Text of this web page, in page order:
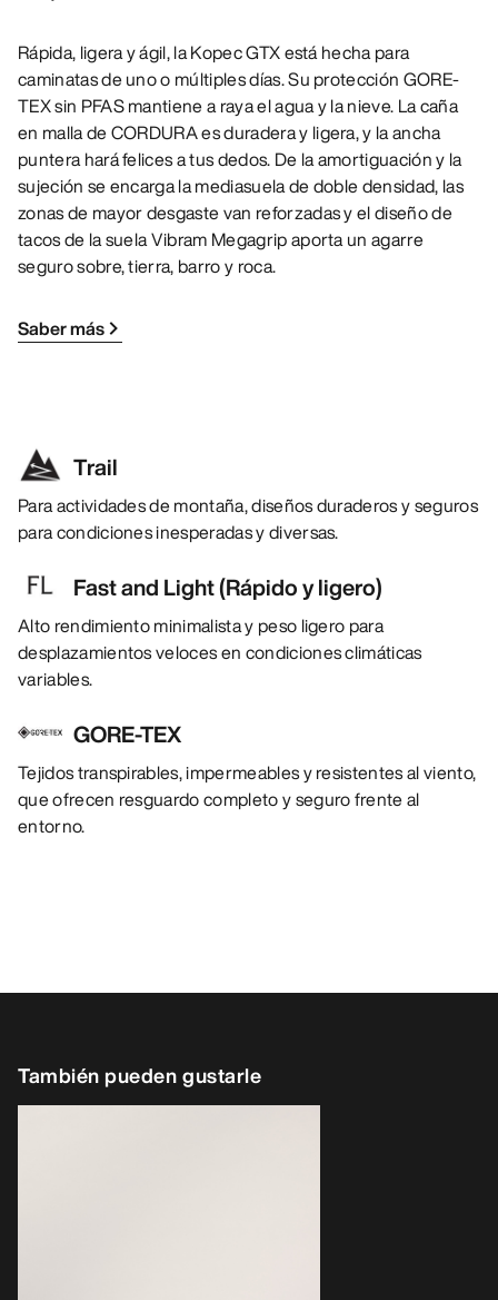
Rápida, ligera y ágil, la Kopec GTX está hecha para
caminatas de uno o múltiples días. Su protección GORE-
TEX sin PFAS mantiene a raya el agua y la nieve. La caña
en malla de CORDURA es duradera y ligera, y la ancha
puntera hará felices a tus dedos. De la amortiguación y la
sujeción se encarga la mediasuela de doble densidad, las
zonas de mayor desgaste van reforzadas y el diseño de
tacos de la suela Vibram Megagrip aporta un agarre
seguro sobre, tierra, barro y roca.
Saber más
Trail
Para actividades de montaña, diseños duraderos y seguros
para condiciones inesperadas y diversas.
Fast and Light (Rápido y ligero)
Alto rendimiento minimalista y peso ligero para
desplazamientos veloces en condiciones climáticas
variables.
GORE-TEX
Tejidos transpirables, impermeables y resistentes al viento,
que ofrecen resguardo completo y seguro frente al
entorno.
También pueden gustarle